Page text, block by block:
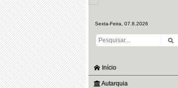
Sexta-Feira, 07.8.2026
Início
Autarquia